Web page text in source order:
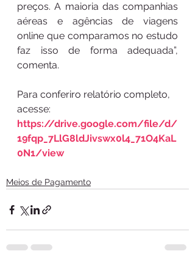
preços. A maioria das companhias
aéreas e agências de viagens
online que comparamos no estudo
faz isso de forma adequada”,
comenta.
Para conferiro relatório completo,
acesse:
https://drive.google.com/file/d/
19fqp_7LlG8ldJivswx0l4_71O4KaL
0N1/view
Meios de Pagamento